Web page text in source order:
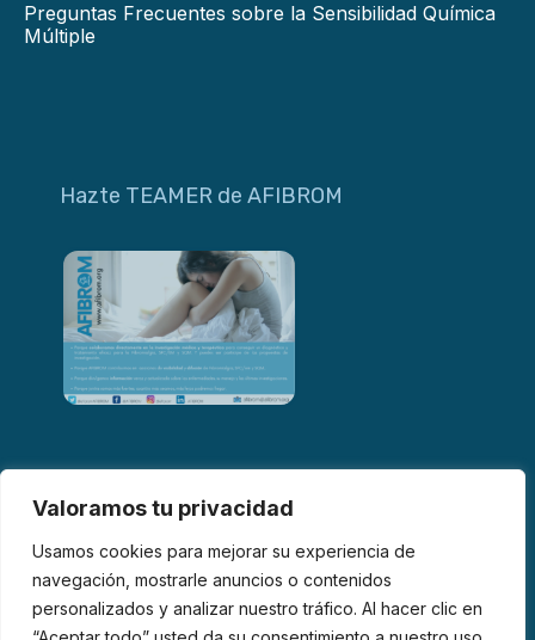
Valoramos tu privacidad
Usamos cookies para mejorar su experiencia de
navegación, mostrarle anuncios o contenidos
personalizados y analizar nuestro tráfico. Al hacer clic en
Preguntas Frecuentes sobre la Sensibilidad Química
Múltiple
Hazte TEAMER de AFIBROM
© 2026 AFIBROM. Todos los derechos reservados.